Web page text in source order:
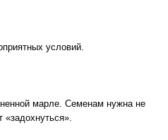
условий.
марле. Семенам нужна не